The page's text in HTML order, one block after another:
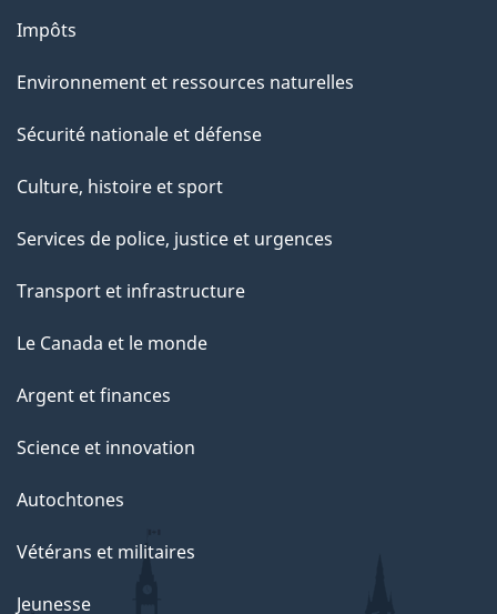
Impôts
Environnement et ressources naturelles
Sécurité nationale et défense
Culture, histoire et sport
Services de police, justice et urgences
Transport et infrastructure
Le Canada et le monde
Argent et finances
Science et innovation
Autochtones
Vétérans et militaires
Jeunesse